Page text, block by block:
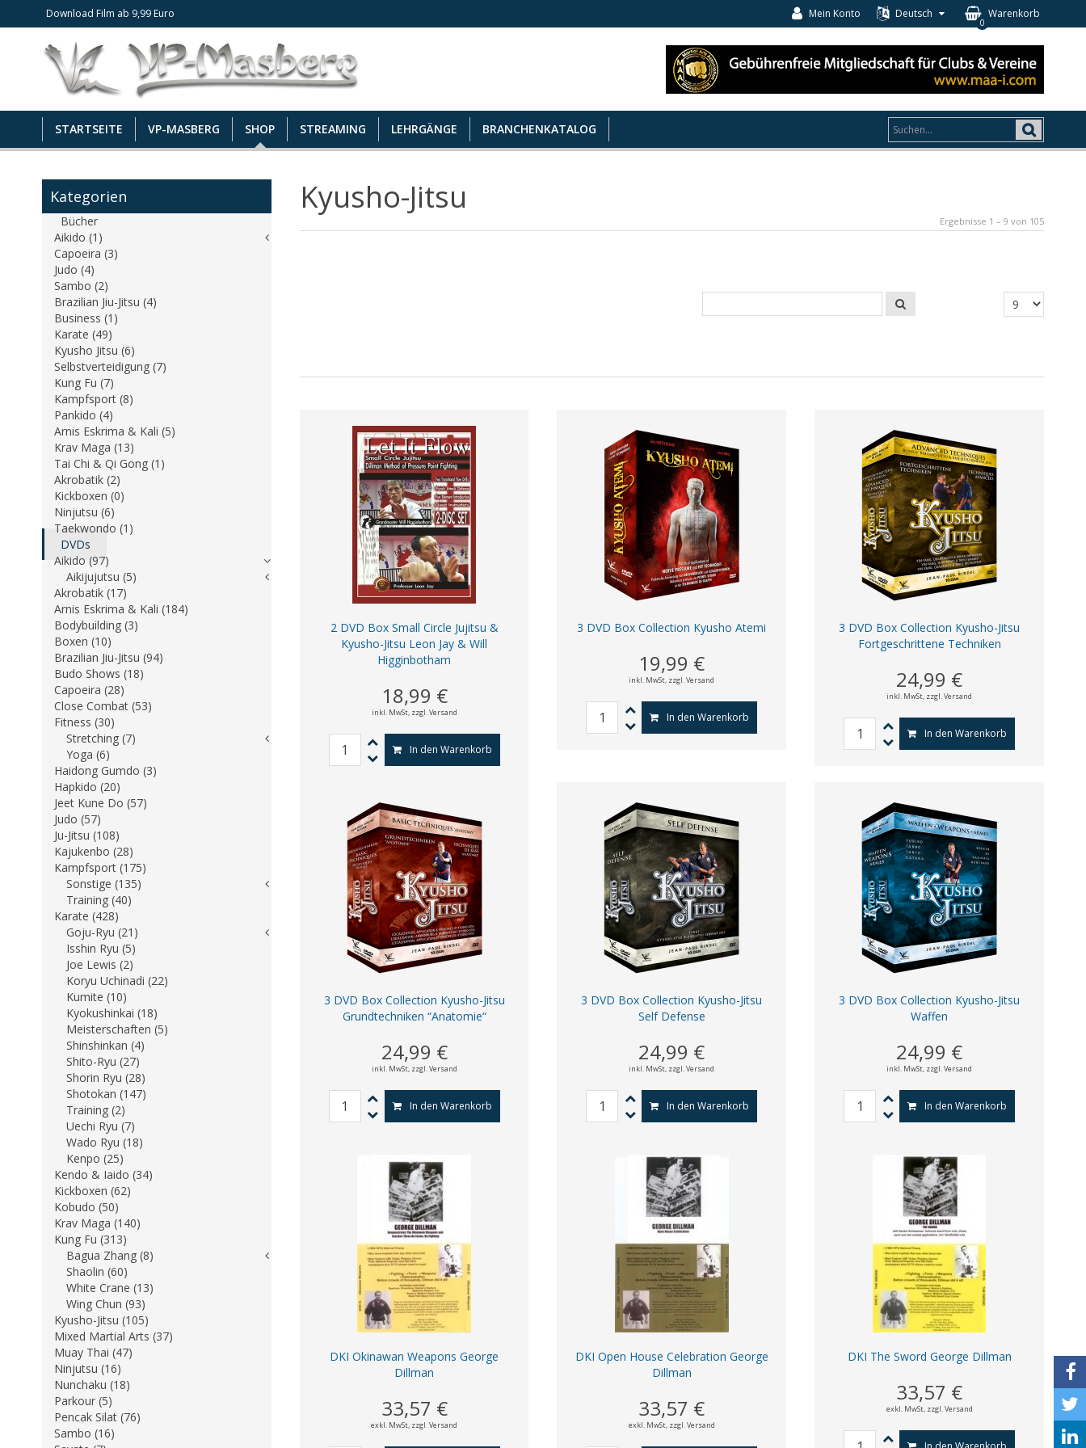
Download Film ab 9,99 Euro Warenkorb
0
Deutsch
Mein Konto
STARTSEITE VP-MASBERG SHOP STREAMING LEHRGÄNGE BRANCHENKATALOG
Kyusho-Jitsu
Ergebnisse 1 – 9 von 105
2 DVD Box Small Circle Jujitsu &
Kyusho-Jitsu Leon Jay & Will
Higginbotham
18,99 €
inkl. MwSt, zzgl. Versand
In den Warenkorb
3 DVD Box Collection Kyusho Atemi
19,99 €
inkl. MwSt, zzgl. Versand
In den Warenkorb
3 DVD Box Collection Kyusho-Jitsu
Fortgeschrittene Techniken
24,99 €
inkl. MwSt, zzgl. Versand
In den Warenkorb
3 DVD Box Collection Kyusho-Jitsu
Grundtechniken “Anatomie“
24,99 €
inkl. MwSt, zzgl. Versand
In den Warenkorb
3 DVD Box Collection Kyusho-Jitsu
Self Defense
24,99 €
inkl. MwSt, zzgl. Versand
In den Warenkorb
3 DVD Box Collection Kyusho-Jitsu
Waffen
24,99 €
inkl. MwSt, zzgl. Versand
In den Warenkorb
DKI Okinawan Weapons George
Dillman
33,57 €
exkl. MwSt, zzgl. Versand
DKI Open House Celebration George
Dillman
33,57 €
exkl. MwSt, zzgl. Versand
DKI The Sword George Dillman
33,57 €
exkl. MwSt, zzgl. Versand
Kategorien
Bücher
Aikido (1)
Capoeira (3)
Judo (4)
Sambo (2)
Brazilian Jiu-Jitsu (4)
Business (1)
Karate (49)
Kyusho Jitsu (6)
Selbstverteidigung (7)
Kung Fu (7)
Kampfsport (8)
Pankido (4)
Arnis Eskrima & Kali (5)
Krav Maga (13)
Tai Chi & Qi Gong (1)
Akrobatik (2)
Kickboxen (0)
Ninjutsu (6)
Taekwondo (1)
DVDs
Aikido (97)
Aikijujutsu (5)
Akrobatik (17)
Arnis Eskrima & Kali (184)
Bodybuilding (3)
Boxen (10)
Brazilian Jiu-Jitsu (94)
Budo Shows (18)
Capoeira (28)
Close Combat (53)
Fitness (30)
Stretching (7)
Yoga (6)
Haidong Gumdo (3)
Hapkido (20)
Jeet Kune Do (57)
Judo (57)
Ju-Jitsu (108)
Kajukenbo (28)
Kampfsport (175)
Sonstige (135)
Training (40)
Karate (428)
Goju-Ryu (21)
Isshin Ryu (5)
Joe Lewis (2)
Koryu Uchinadi (22)
Kumite (10)
Kyokushinkai (18)
Meisterschaften (5)
Shinshinkan (4)
Shito-Ryu (27)
Shorin Ryu (28)
Shotokan (147)
Training (2)
Uechi Ryu (7)
Wado Ryu (18)
Kenpo (25)
Kendo & Iaido (34)
Kickboxen (62)
Kobudo (50)
Krav Maga (140)
Kung Fu (313)
Bagua Zhang (8)
Shaolin (60)
White Crane (13)
Wing Chun (93)
Kyusho-Jitsu (105)
Mixed Martial Arts (37)
Muay Thai (47)
Ninjutsu (16)
Nunchaku (18)
Parkour (5)
Pencak Silat (76)
Sambo (16)